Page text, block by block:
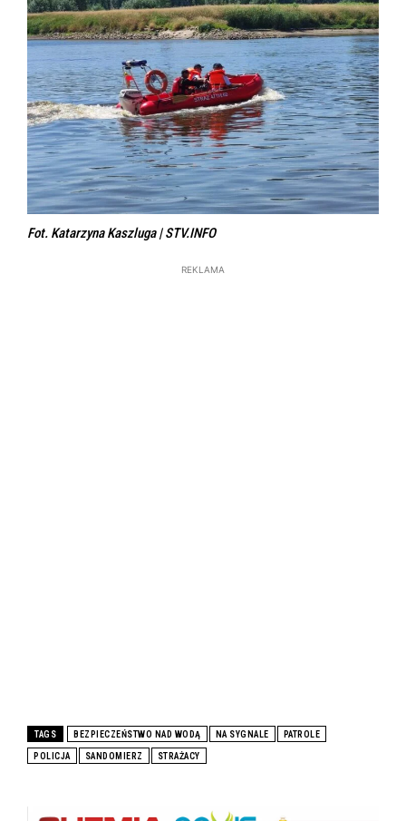
Fot. Katarzyna Kaszluga | STV.INFO
REKLAMA
TAGS BEZPIECZEŃSTWO NAD WODĄ NA SYGNALE PATROLE
POLICJA SANDOMIERZ STRAŻACY